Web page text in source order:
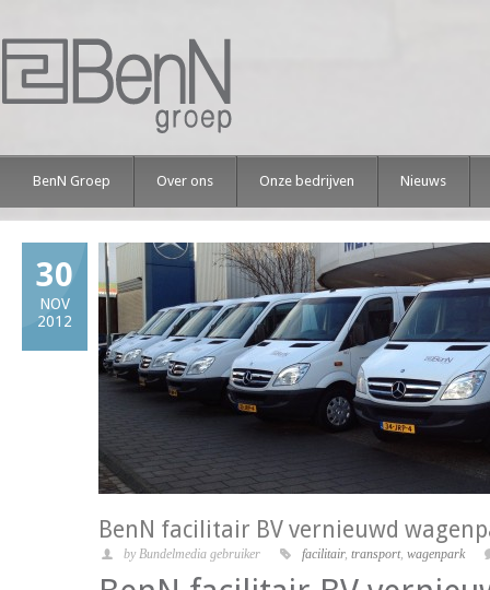
BenN Groep Over ons Onze bedrijven Nieuws
30
NOV
2012
BenN facilitair BV vernieuwd
by Bundelmedia gebruiker facilitair, transport, wagenpark